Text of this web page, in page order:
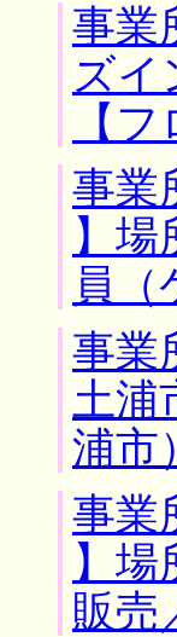
事業
ズイ
【
事業
】
員
事業
土浦
浦市
事業
】場
販売